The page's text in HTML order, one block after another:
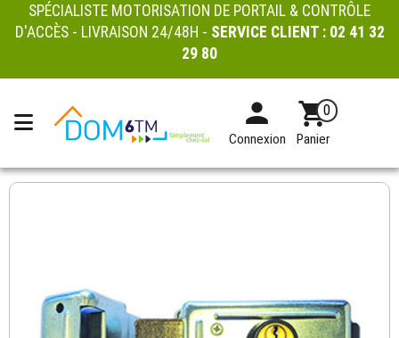
SPÉCIALISTE MOTORISATION DE PORTAIL & CONTRÔLE
D'ACCÈS - LIVRAISON 24/48H - SERVICE CLIENT : 02 41 32
29 80
Connexion
0
Panier